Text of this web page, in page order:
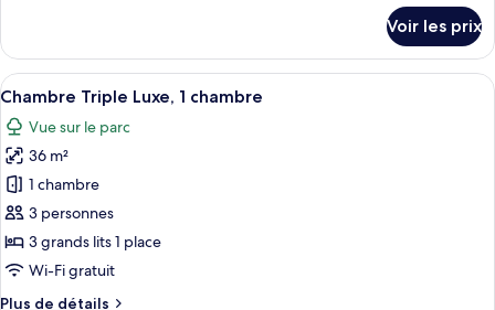
chambre :
Royal
Executive
Sea
View
Room
le
type
de
Royal
Executive
Sea
View
Room
Voir les prix
Afficher
toutes
les
photos
pour
ce
type
de
chambre :
Une chambre d’hôtel avec deux lits
7
Chambre Triple Luxe, 1 chambre
Vue sur le parc
36 m²
1 chambre
3 personnes
3 grands lits 1 place
Wi-Fi gratuit
Plus de détails
Plus